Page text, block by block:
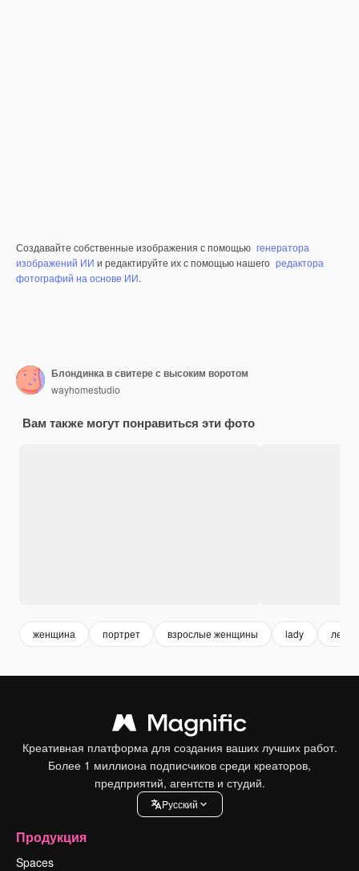
Создавайте собственные изображения с помощью генератора
изображений ИИ и редактируйте их с помощью нашего редактора
фотографий на основе ИИ.
Блондинка в свитере с высоким воротом
wayhomestudio
Вам также могут понравиться эти фото
женщина портрет взрослые женщины lady леди
Креативная платформа для создания ваших лучших работ.
Более 1 миллиона подписчиков среди креаторов,
предприятий, агентств и студий.
Pусский
Продукция
Spaces